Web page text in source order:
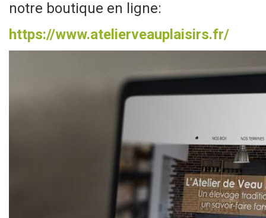
notre boutique en ligne:
https://www.atelierveauplaisirs.fr/